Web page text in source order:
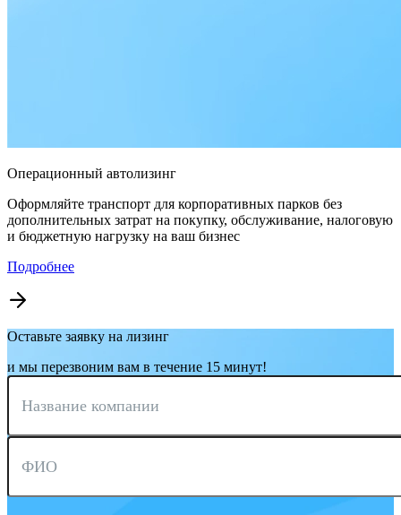
Операционный автолизинг
Оформляйте транспорт для корпоративных парков без
дополнительных затрат на покупку, обслуживание, налоговую
и бюджетную нагрузку на ваш бизнес
Подробнее
Оставьте заявку на лизинг
и мы перезвоним вам в течение 15 минут!
Название компании
ФИО